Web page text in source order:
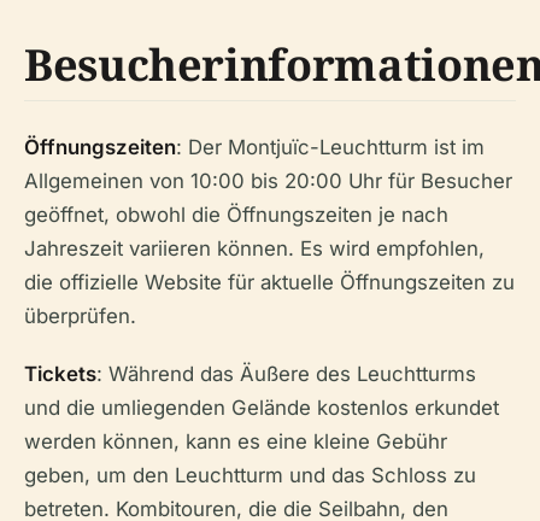
Öffnungszeiten: Der Montjuïc-Leuchtturm ist im
Allgemeinen von 10:00 bis 20:00 Uhr für Besucher
geöffnet, obwohl die Öffnungszeiten je nach
Jahreszeit variieren können. Es wird empfohlen,
die offizielle Website für aktuelle Öffnungszeiten zu
überprüfen.
Tickets: Während das Äußere des Leuchtturms
und die umliegenden Gelände kostenlos erkundet
werden können, kann es eine kleine Gebühr
geben, um den Leuchtturm und das Schloss zu
betreten. Kombitouren, die die Seilbahn, den